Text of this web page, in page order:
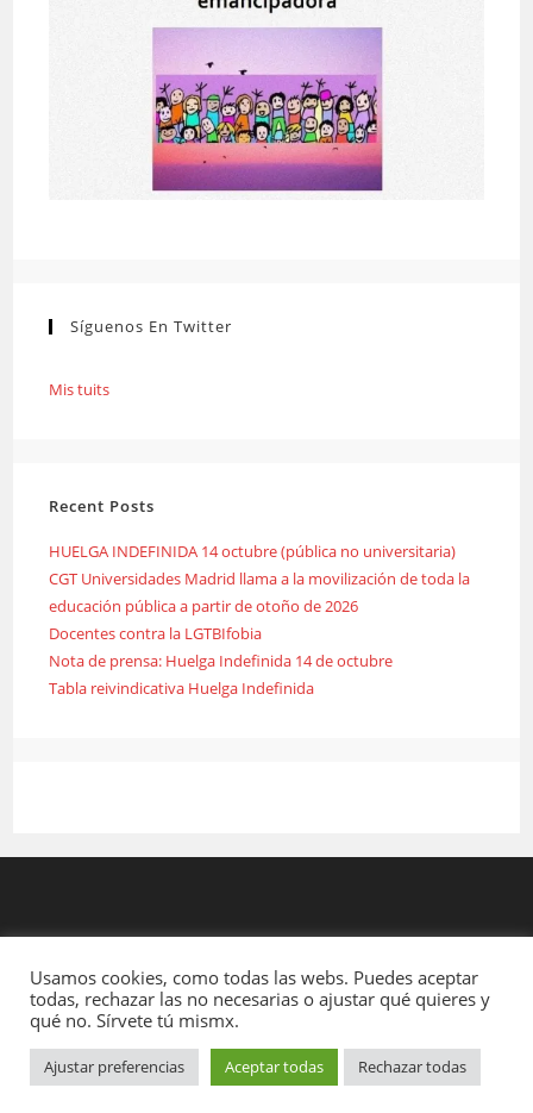
Síguenos En Twitter
Mis tuits
Recent Posts
HUELGA INDEFINIDA 14 octubre (pública no universitaria)
CGT Universidades Madrid llama a la movilización de toda la
educación pública a partir de otoño de 2026
Docentes contra la LGTBIfobia
Nota de prensa: Huelga Indefinida 14 de octubre
Tabla reivindicativa Huelga Indefinida
Usamos cookies, como todas las webs. Puedes aceptar
todas, rechazar las no necesarias o ajustar qué quieres y
qué no. Sírvete tú mismx.
Ajustar preferencias Aceptar todas Rechazar todas